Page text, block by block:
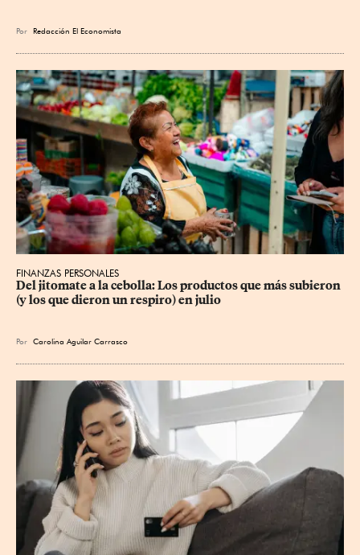
Por Redacción El Economista
FINANZAS PERSONALES
Del jitomate a la cebolla: Los productos que más subieron
(y los que dieron un respiro) en julio
Por Carolina Aguilar Carrasco